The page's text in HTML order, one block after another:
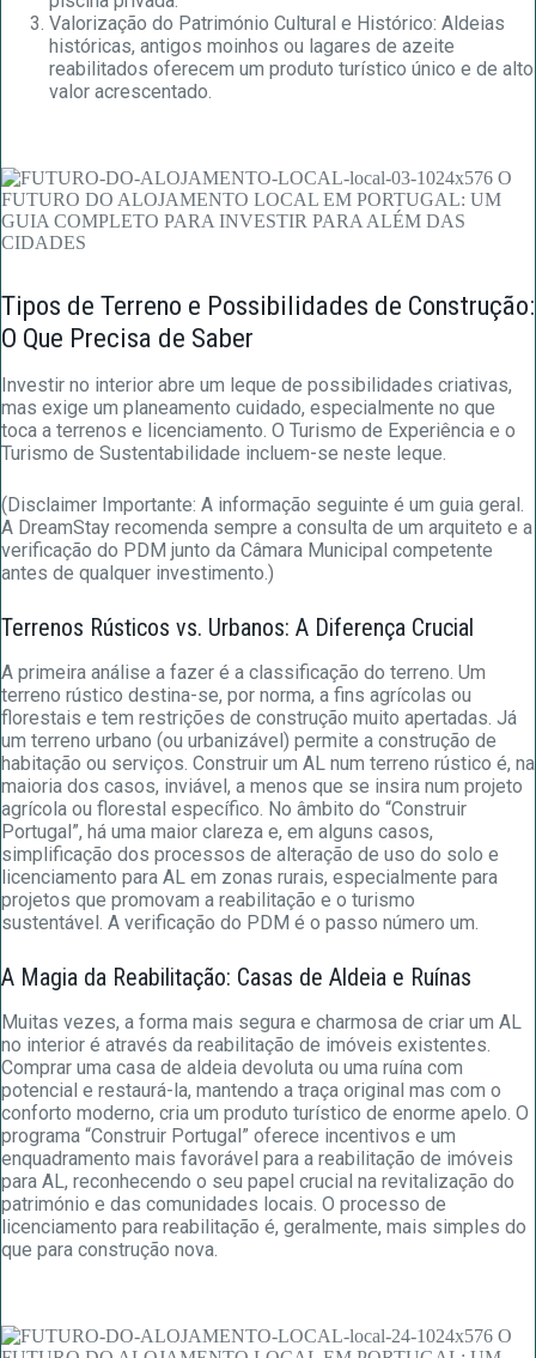
Valorização do Património Cultural e Histórico: Aldeias
históricas, antigos moinhos ou lagares de azeite
reabilitados oferecem um produto turístico único e de alto
valor acrescentado.
Tipos de Terreno e Possibilidades de Construção:
O Que Precisa de Saber
Investir no interior abre um leque de possibilidades criativas,
mas exige um planeamento cuidado, especialmente no que
toca a terrenos e licenciamento. O Turismo de Experiência e o
Turismo de Sustentabilidade incluem-se neste leque.
(Disclaimer Importante: A informação seguinte é um guia geral.
A DreamStay recomenda sempre a consulta de um arquiteto e a
verificação do PDM junto da Câmara Municipal competente
antes de qualquer investimento.)
Terrenos Rústicos vs. Urbanos: A Diferença Crucial
A primeira análise a fazer é a classificação do terreno. Um
terreno rústico destina-se, por norma, a fins agrícolas ou
florestais e tem restrições de construção muito apertadas. Já
um terreno urbano (ou urbanizável) permite a construção de
habitação ou serviços. Construir um AL num terreno rústico é, na
maioria dos casos, inviável, a menos que se insira num projeto
agrícola ou florestal específico. No âmbito do “Construir
Portugal”, há uma maior clareza e, em alguns casos,
simplificação dos processos de alteração de uso do solo e
licenciamento para AL em zonas rurais, especialmente para
projetos que promovam a reabilitação e o turismo
sustentável. A verificação do PDM é o passo número um.
A Magia da Reabilitação: Casas de Aldeia e Ruínas
Muitas vezes, a forma mais segura e charmosa de criar um AL
no interior é através da reabilitação de imóveis existentes.
Comprar uma casa de aldeia devoluta ou uma ruína com
potencial e restaurá-la, mantendo a traça original mas com o
conforto moderno, cria um produto turístico de enorme apelo. O
programa “Construir Portugal” oferece incentivos e um
enquadramento mais favorável para a reabilitação de imóveis
para AL, reconhecendo o seu papel crucial na revitalização do
património e das comunidades locais. O processo de
licenciamento para reabilitação é, geralmente, mais simples do
que para construção nova.